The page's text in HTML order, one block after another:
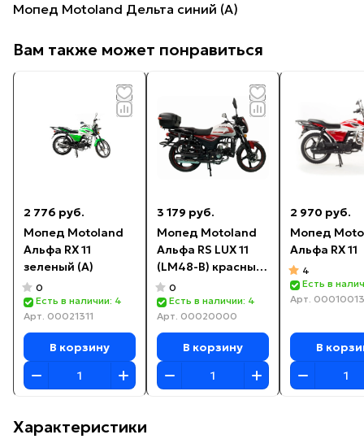
Мопед Motoland Дельта синий (А)
Вам также может понравиться
2 776 руб.
Мопед Motoland
Альфа RX 11
зеленый (А)
0
Есть в наличии: 4
Арт. 00021311
В корзину
3 179 руб.
Мопед Motoland
Альфа RS LUX 11
(LM48-B) красный
(А)0
Есть в наличии: 4
Арт. 00020000
В корзину
2 970 руб.
Мопед
Альфа RX 11
4
Есть в
Арт. 00010013
В
Характеристики